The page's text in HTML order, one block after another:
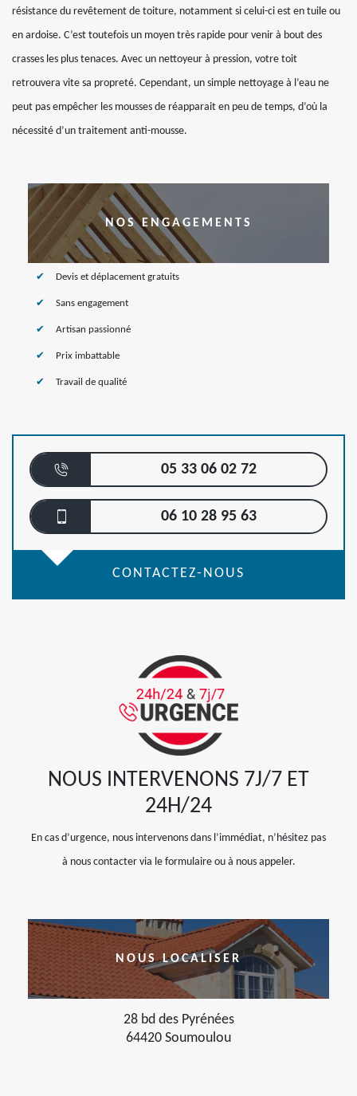
résistance du revêtement de toiture, notamment si celui-ci est en tuile ou
en ardoise. C’est toutefois un moyen très rapide pour venir à bout des
crasses les plus tenaces. Avec un nettoyeur à pression, votre toit
retrouvera vite sa propreté. Cependant, un simple nettoyage à l’eau ne
peut pas empêcher les mousses de réapparait en peu de temps, d’où la
nécessité d’un traitement anti-mousse.
NOS ENGAGEMENTS
Devis et déplacement gratuits
Sans engagement
Artisan passionné
Prix imbattable
Travail de qualité
05 33 06 02 72
06 10 28 95 63
CONTACTEZ-NOUS
NOUS INTERVENONS 7J/7 ET
24H/24
En cas d’urgence, nous intervenons dans l’immédiat, n’hésitez pas
à nous contacter via le formulaire ou à nous appeler.
NOUS LOCALISER
28 bd des Pyrénées
64420 Soumoulou